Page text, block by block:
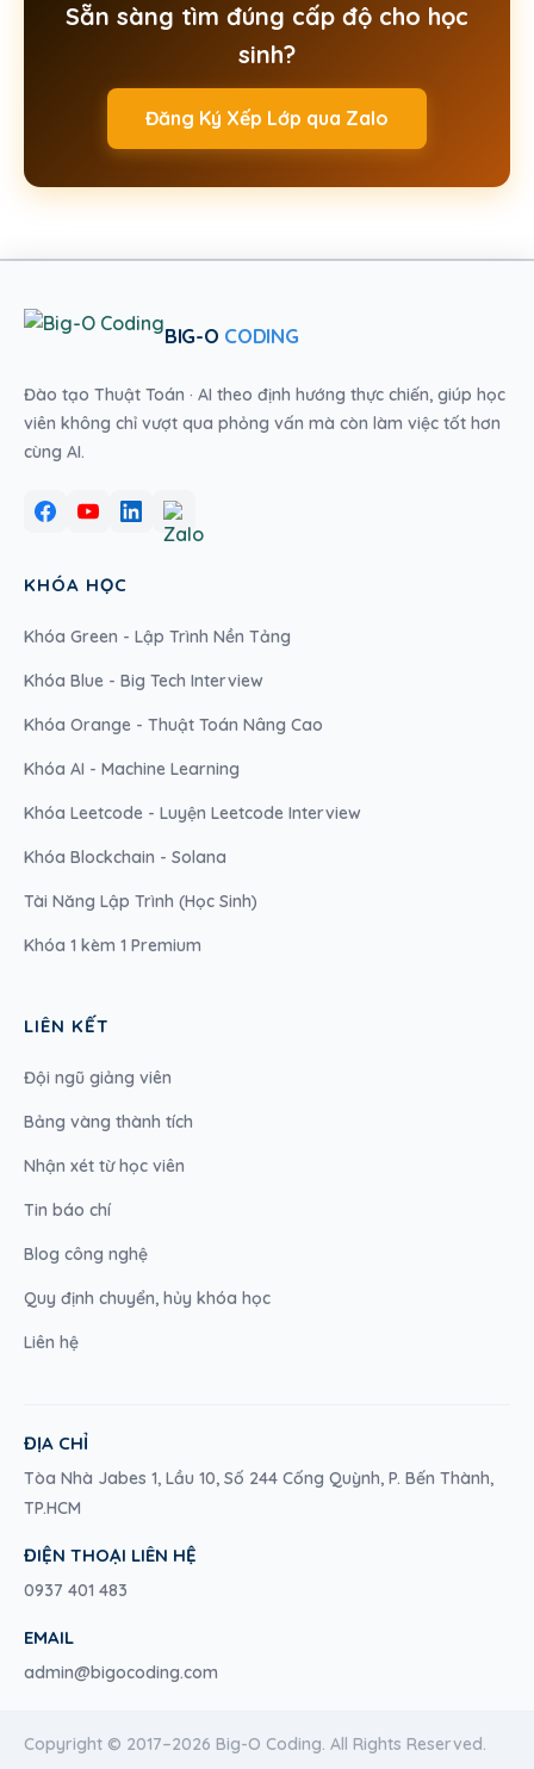
Sẵn sàng tìm đúng cấp độ cho học
sinh?
Đăng Ký Xếp Lớp qua Zalo
BIG-O CODING
Đào tạo Thuật Toán · AI theo định hướng thực chiến, giúp học
viên không chỉ vượt qua phỏng vấn mà còn làm việc tốt hơn
cùng AI.
KHÓA HỌC
Khóa Green - Lập Trình Nền Tảng
Khóa Blue - Big Tech Interview
Khóa Orange - Thuật Toán Nâng Cao
Khóa AI - Machine Learning
Khóa Leetcode - Luyện Leetcode Interview
Khóa Blockchain - Solana
Tài Năng Lập Trình (Học Sinh)
Khóa 1 kèm 1 Premium
LIÊN KẾT
Đội ngũ giảng viên
Bảng vàng thành tích
Nhận xét từ học viên
Tin báo chí
Blog công nghệ
Quy định chuyển, hủy khóa học
Liên hệ
ĐỊA CHỈ
Tòa Nhà Jabes 1, Lầu 10, Số 244 Cống Quỳnh, P. Bến Thành,
TP.HCM
ĐIỆN THOẠI LIÊN HỆ
0937 401 483
EMAIL
admin@bigocoding.com
Copyright © 2017–2026 Big-O Coding. All Rights Reserved.